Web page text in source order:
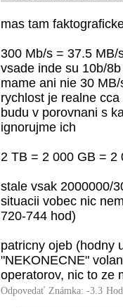
mas tam
300 Mb/s = 37.5 MB/
vsade inde su 10b/
mame ani nie 30
rychlost je realne
budu v porovnani s
ignorujme ich
2 TB = 2 000 GB = 2
stale vsak 2000000/
situacii vobec nic
720-744 hod)
patricny ojeb (hodny
"NEKONECNE"
operatorov, nic to ze
Odpovedať Známka: -3.3